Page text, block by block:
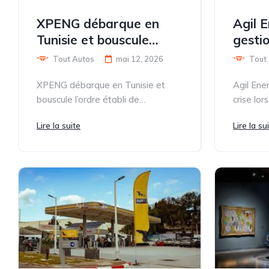
XPENG débarque en
Tunisie et bouscule
l'ordre établi de
Tout Autos mai 12, 2026
XPENG débarque en Tunisie et
bouscule l’ordre établi de
rumeur, c’est une offensive...
Lire la suite
Agil
d’un
Tout
Agil
crise
Lire la